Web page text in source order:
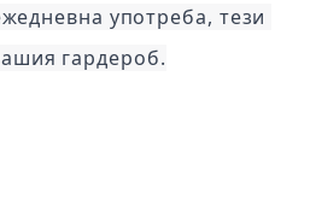
употреба, тези
гардероб.